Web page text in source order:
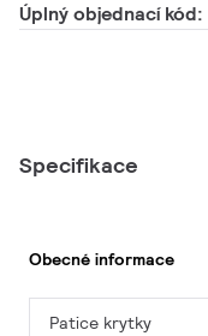
Úplný objednací kód:
Specifikace
Obecné informace
Patice krytky